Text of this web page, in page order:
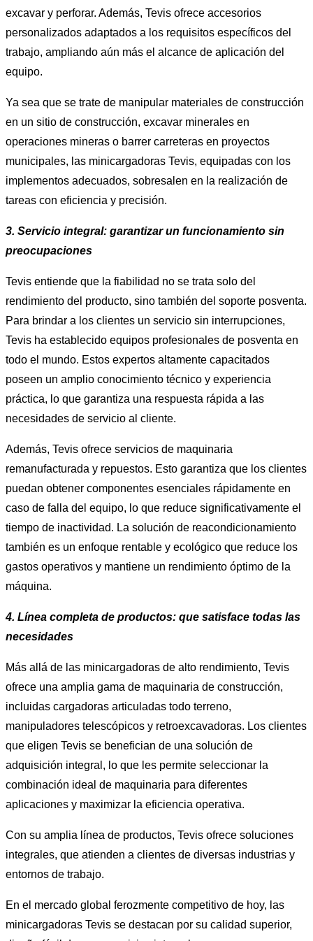
excavar y perforar. Además, Tevis ofrece accesorios
personalizados adaptados a los requisitos específicos del
trabajo, ampliando aún más el alcance de aplicación del
equipo.
Ya sea que se trate de manipular materiales de construcción
en un sitio de construcción, excavar minerales en
operaciones mineras o barrer carreteras en proyectos
municipales, las minicargadoras Tevis, equipadas con los
implementos adecuados, sobresalen en la realización de
tareas con eficiencia y precisión.
3. Servicio integral: garantizar un funcionamiento sin
preocupaciones
Tevis entiende que la fiabilidad no se trata solo del
rendimiento del producto, sino también del soporte posventa.
Para brindar a los clientes un servicio sin interrupciones,
Tevis ha establecido equipos profesionales de posventa en
todo el mundo. Estos expertos altamente capacitados
poseen un amplio conocimiento técnico y experiencia
práctica, lo que garantiza una respuesta rápida a las
necesidades de servicio al cliente.
Además, Tevis ofrece servicios de maquinaria
remanufacturada y repuestos. Esto garantiza que los clientes
puedan obtener componentes esenciales rápidamente en
caso de falla del equipo, lo que reduce significativamente el
tiempo de inactividad. La solución de reacondicionamiento
también es un enfoque rentable y ecológico que reduce los
gastos operativos y mantiene un rendimiento óptimo de la
máquina.
4. Línea completa de productos: que satisface todas las
necesidades
Más allá de las minicargadoras de alto rendimiento, Tevis
ofrece una amplia gama de maquinaria de construcción,
incluidas cargadoras articuladas todo terreno,
manipuladores telescópicos y retroexcavadoras. Los clientes
que eligen Tevis se benefician de una solución de
adquisición integral, lo que les permite seleccionar la
combinación ideal de maquinaria para diferentes
aplicaciones y maximizar la eficiencia operativa.
Con su amplia línea de productos, Tevis ofrece soluciones
integrales, que atienden a clientes de diversas industrias y
entornos de trabajo.
En el mercado global ferozmente competitivo de hoy, las
minicargadoras Tevis se destacan por su calidad superior,